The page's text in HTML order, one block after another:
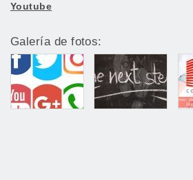
Youtube
Galería de fotos: